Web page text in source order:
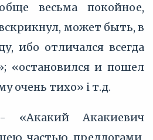
весьма покойное,
может быть, в
ибо отличался всегда
«остановился и пошел
очень тихо» і т.д.
- «Акакий Акакиевич